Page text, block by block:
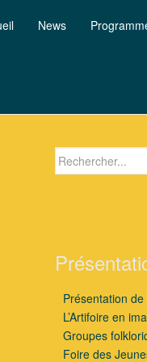
News
Search for:
Présentation de
L’Artifoire en
Groupes
Foire des